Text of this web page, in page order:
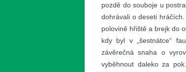
pozdě do souboje u
dohrávali o deseti
polovině hřiště a brejk do
kdy byl v „šestnátce“
závěrečná snaha o
vyběhnout daleko za